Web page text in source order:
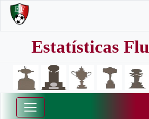
Estatísticas